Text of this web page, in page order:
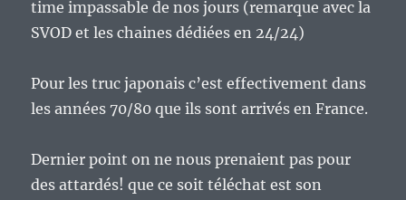
time impassable de nos jours (remarque avec la
SVOD et les chaines dédiées en 24/24)
Pour les truc japonais c’est effectivement dans
les années 70/80 que ils sont arrivés en France.
Dernier point on ne nous prenaient pas pour
des attardés! que ce soit téléchat est son